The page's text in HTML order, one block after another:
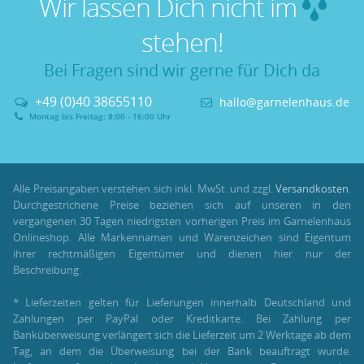
stehen!
Bei Fragen sind wir gerne für Dich da
+49 (0)40 38655110
Montag bis Freitag: 8:00 - 16:00 Uhr
hallo@garnelenhaus.de
Alle Preisangaben verstehen sich inkl. MwSt. und zzgl.Versandkosten.
Durchgestrichene Preise beziehen sich auf unseren in den
vergangenen 30 Tagen niedrigsten vorherigen Preis im Garnelenhaus
Onlineshop. Alle Markennamen und Warenzeichen sind Eigentum
ihrer rechtmäßigen Eigentümer und dienen hier nur der
Beschreibung.
* Lieferzeiten gelten für Lieferungen innerhalb Deutschland und
Zahlungen per PayPal oder Kreditkarte. Bei Zahlung per
Banküberweisung verlängert sich die Lieferzeit um 2 Werktage ab dem
Tag, an dem die Überweisung bei der Bank beauftragt wurde.